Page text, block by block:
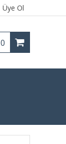
Üye Ol
0